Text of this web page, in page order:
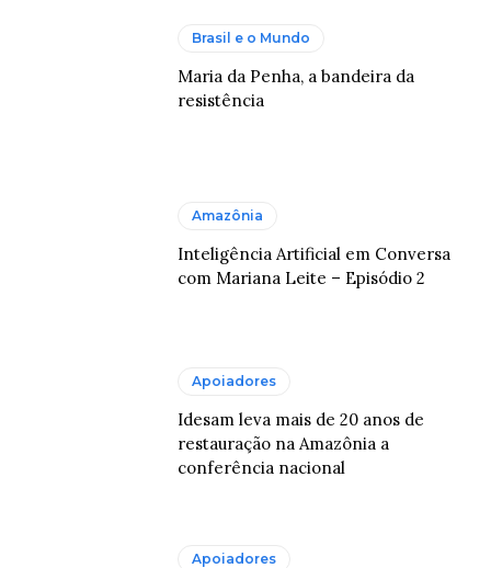
Brasil e o Mundo
Maria da Penha, a bandeira da
resistência
Amazônia
Inteligência Artificial em Conversa
com Mariana Leite – Episódio 2
Apoiadores
Idesam leva mais de 20 anos de
restauração na Amazônia a
conferência nacional
Apoiadores